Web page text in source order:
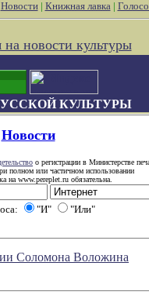
Новости| Книжная лавка|
на новости культуры
КУЛЬТУРЫ
Новости
о регистрации в Министерстве
полном или частичном использовании
на www.pereplet.ru обязательна.
"И" "Или"
Соломона Воложина